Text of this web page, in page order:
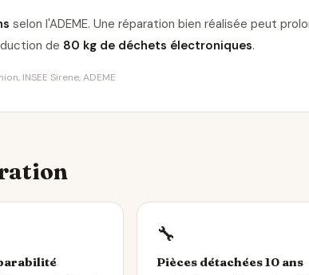
selon l'ADEME. Une réparation bien réalisée peut
de 80 kg de déchets électroniques.
INSEE Sirene, ADEME
🔧
Pièces détachées 10 ans